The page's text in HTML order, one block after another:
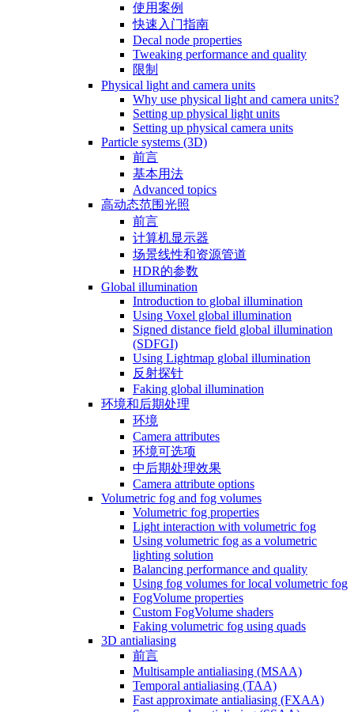
使用案例
快速入门指南
Decal node properties
Tweaking performance and quality
限制
Physical light and camera units
Why use physical light and camera units?
Setting up physical light units
Setting up physical camera units
Particle systems (3D)
前言
基本用法
Advanced topics
高动态范围光照
前言
计算机显示器
场景线性和资源管道
HDR的参数
Global illumination
Introduction to global illumination
Using Voxel global illumination
Signed distance field global illumination
(SDFGI)
Using Lightmap global illumination
反射探针
Faking global illumination
环境和后期处理
环境
Camera attributes
环境可选项
中后期处理效果
Camera attribute options
Volumetric fog and fog volumes
Volumetric fog properties
Light interaction with volumetric fog
Using volumetric fog as a volumetric
lighting solution
Balancing performance and quality
Using fog volumes for local volumetric fog
FogVolume properties
Custom FogVolume shaders
Faking volumetric fog using quads
3D antialiasing
前言
Multisample antialiasing (MSAA)
Temporal antialiasing (TAA)
Fast approximate antialiasing (FXAA)